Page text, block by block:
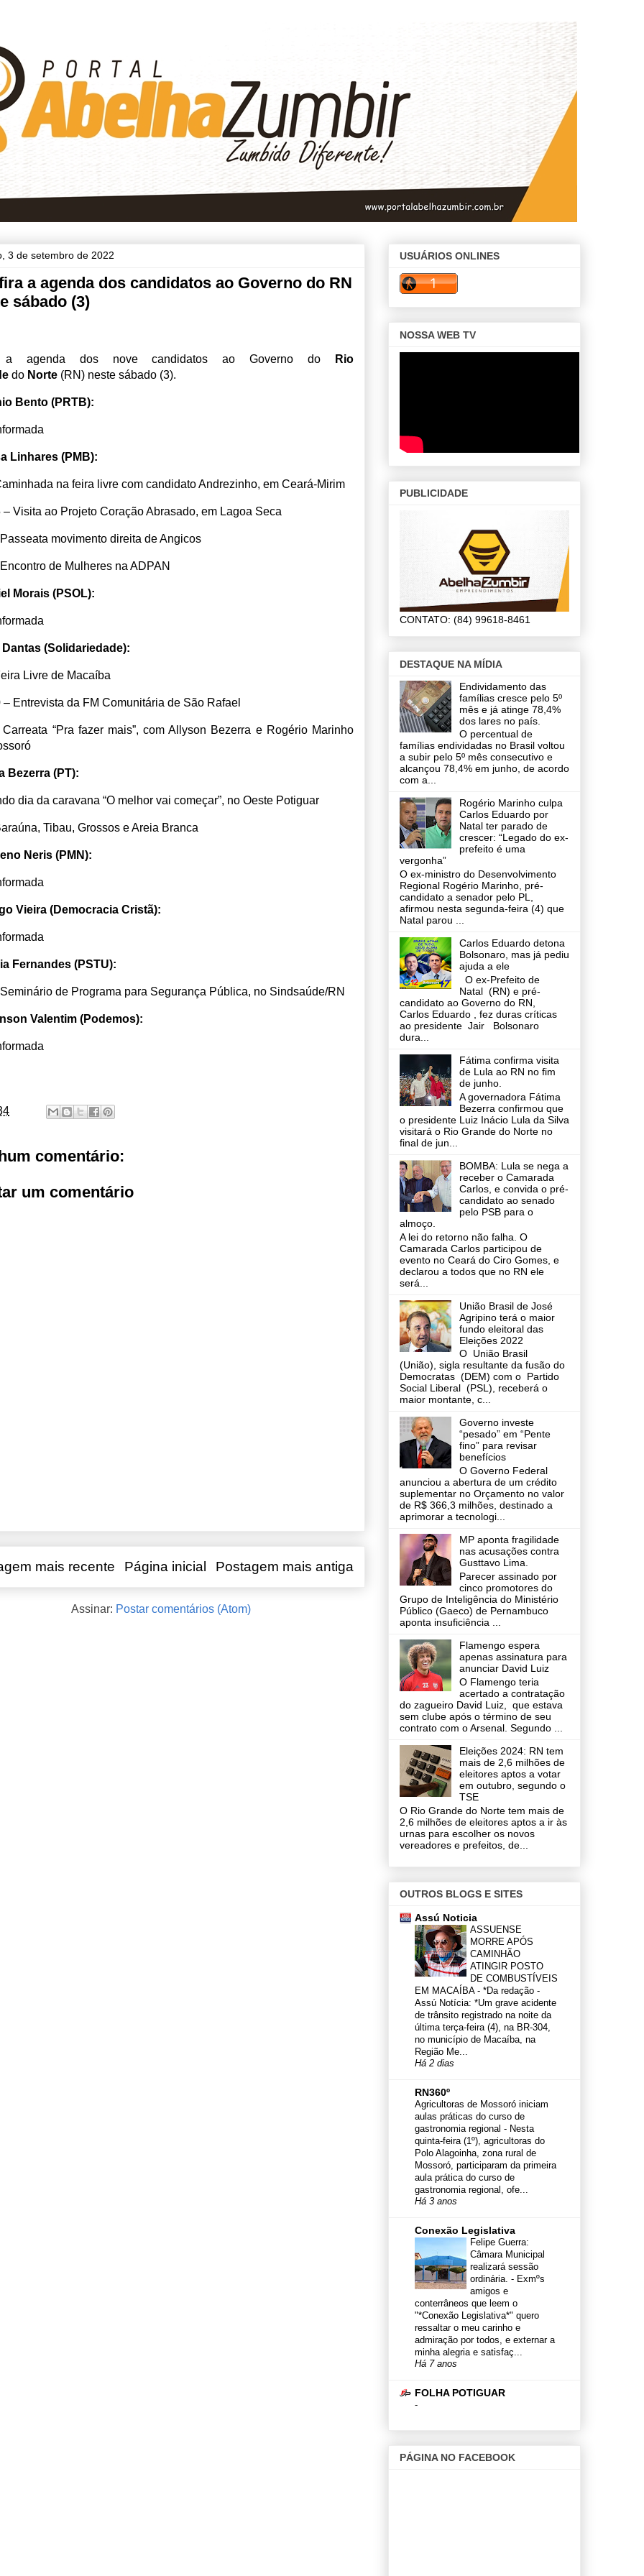
3 de setembro de 2022
a agenda dos candidatos ao Governo do RN
sábado (3)
a agenda dos nove candidatos ao Governo do
Rio
do Norte (RN) neste sábado (3).
Bento (PRTB):
Linhares (PMB):
na feira livre com candidato Andrezinho, em Ceará-Mirim
– Visita ao Projeto Coração Abrasado, em Lagoa Seca
movimento direita de Angicos
de Mulheres na ADPAN
Morais (PSOL):
(Solidariedade):
Livre de Macaíba
– Entrevista da FM Comunitária de São Rafael
“Pra fazer mais”, com Allyson Bezerra e Rogério Marinho
Bezerra (PT):
dia da caravana “O melhor vai começar”, no Oeste Potiguar
Tibau, Grossos e Areia Branca
Neris (PMN):
Vieira (Democracia Cristã):
Fernandes (PSTU):
de Programa para Segurança Pública, no Sindsaúde/RN
Valentim (Podemos):
comentário:
um comentário
mais recente Postagem mais antiga
Página inicial
Assinar: Postar comentários (Atom)
USUÁRIOS ONLINES
NOSSA WEB TV
PUBLICIDADE
CONTATO: (84) 99618-8461
DESTAQUE NA MÍDIA
Endividamento das
famílias cresce pelo 5º
mês e já atinge 78,4%
dos lares no país.
O percentual de
famílias endividadas no Brasil voltou
a subir pelo 5º mês consecutivo e
alcançou 78,4% em junho, de acordo
com a...
Rogério Marinho culpa
Carlos Eduardo por
Natal ter parado de
crescer: “Legado do ex-
prefeito é uma
vergonha”
O ex-ministro do Desenvolvimento
Regional Rogério Marinho, pré-
candidato a senador pelo PL,
afirmou nesta segunda-feira (4) que
Natal parou ...
Carlos Eduardo detona
Bolsonaro, mas já pediu
ajuda a ele
O ex-Prefeito de
Natal (RN) e pré-
candidato ao Governo do RN,
Carlos Eduardo , fez duras críticas
ao presidente Jair Bolsonaro
dura...
Fátima confirma visita
de Lula ao RN no fim
de junho.
A governadora Fátima
Bezerra confirmou que
o presidente Luiz Inácio Lula da Silva
visitará o Rio Grande do Norte no
final de jun...
BOMBA: Lula se nega a
receber o Camarada
Carlos, e convida o pré-
candidato ao senado
pelo PSB para o
almoço.
A lei do retorno não falha. O
Camarada Carlos participou de
evento no Ceará do Ciro Gomes, e
declarou a todos que no RN ele
será...
União Brasil de José
Agripino terá o maior
fundo eleitoral das
Eleições 2022
O União Brasil
(União), sigla resultante da fusão do
Democratas (DEM) com o Partido
Social Liberal (PSL), receberá o
maior montante, c...
Governo investe
“pesado” em “Pente
fino” para revisar
benefícios
O Governo Federal
anunciou a abertura de um crédito
suplementar no Orçamento no valor
de R$ 366,3 milhões, destinado a
aprimorar a tecnologi...
MP aponta fragilidade
nas acusações contra
Gusttavo Lima.
Parecer assinado por
cinco promotores do
Grupo de Inteligência do Ministério
Público (Gaeco) de Pernambuco
aponta insuficiência ...
Flamengo espera
apenas assinatura para
anunciar David Luiz
O Flamengo teria
acertado a contratação
do zagueiro David Luiz, que estava
sem clube após o término de seu
contrato com o Arsenal. Segundo ...
Eleições 2024: RN tem
mais de 2,6 milhões de
eleitores aptos a votar
em outubro, segundo o
TSE
O Rio Grande do Norte tem mais de
2,6 milhões de eleitores aptos a ir às
urnas para escolher os novos
vereadores e prefeitos, de...
OUTROS BLOGS E SITES
Assú Noticia
ASSUENSE
MORRE APÓS
CAMINHÃO
ATINGIR POSTO
DE COMBUSTÍVEIS
EM MACAÍBA - *Da redação -
Assú Notícia: *Um grave acidente
de trânsito registrado na noite da
última terça-feira (4), na BR-304,
no município de Macaíba, na
Região Me...
Há 2 dias
RN360º
Agricultoras de Mossoró iniciam
aulas práticas do curso de
gastronomia regional - Nesta
quinta-feira (1º), agricultoras do
Polo Alagoinha, zona rural de
Mossoró, participaram da primeira
aula prática do curso de
gastronomia regional, ofe...
Há 3 anos
Conexão Legislativa
Felipe Guerra:
Câmara Municipal
realizará sessão
ordinária. - Exmºs
amigos e
conterrâneos que leem o
"*Conexão Legislativa*" quero
ressaltar o meu carinho e
admiração por todos, e externar a
minha alegria e satisfaç...
Há 7 anos
FOLHA POTIGUAR
-
PÁGINA NO FACEBOOK